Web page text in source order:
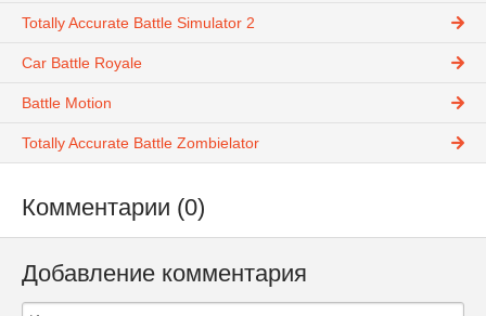
Totally Accurate Battle Simulator 2
Car Battle Royale
Battle Motion
Totally Accurate Battle Zombielator
Комментарии (0)
Добавление комментария